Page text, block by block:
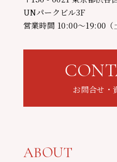
UNパークビル3F
営業時間 10:00〜19:00（
お問合せ・
ABOUT